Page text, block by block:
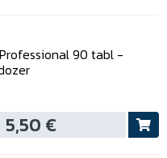
90 tabl -
5,50 €